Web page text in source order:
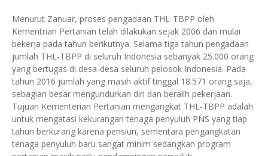
Menurut Zanuar, proses pengadaan THL-TBPP oleh
Kementrian Pertanian telah dilakukan sejak 2006 dan mulai
bekerja pada tahun berikutnya. Selama tiga tahun pengadaan
jumlah THL-TBPP di seluruh Indonesia sebanyak 25.000 orang
yang bertugas di desa-desa seluruh pelosok Indonesia. Pada
tahun 2016 jumlah yang masih aktif tinggal 18.571 orang saja,
sebagian besar mengundurkan diri dan beralih pekerjaan.
Tujuan Kementerian Pertanian mengangkat THL-TBPP adalah
untuk mengatasi kekurangan tenaga penyuluh PNS yang tiap
tahun berkurang karena pensiun, sementara pengangkatan
tenaga penyuluh baru sangat minim sedangkan program